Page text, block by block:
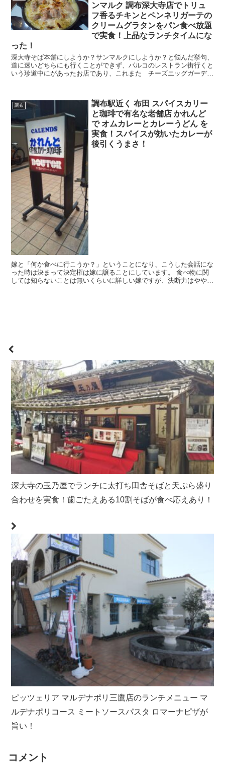
ンマルク 調布深大寺店でトリュ
フ香るチキンとペンネリガーテの
クリームグラタンをパン食べ放題
で実食！上品なランチタイムにな
った！
深大寺そば本舗にしようか？サンマルクにしようか？と悩んだ挙句、
道に迷いどちらにも行くことができず、パルコのレストラン街行くと
いう珍道中にがあったお店であり、これまた チーズエッグガーデ
調布
調布駅近く 布田 スパイスカリー
と珈琲で有名な老舗店 かれんど
で オムカレーとカレーうどん を
実食！スパイスが効いたカレーが
後引くうまさ！
嫁と「何か食べに行こうか？」ということになり、こうした会話にな
った時は決まって決定権は嫁に譲ることにしています。 食べ物に関
しては知らないことは無いくらいに詳しい嫁ですが、決断力はやや欠
深大寺の玉乃屋でランチに太打ち田舎そばと天ぷら盛り
合わせを実食！歯ごたえある10割そばが食べ応えあり！
ピッツェリア マルデナポリ三鷹店のランチメニュー マ
ルデナポリコース ミートソースパスタ ロマーナピザが
旨い！
コメント